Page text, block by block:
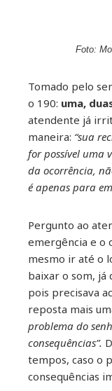
Foto:
Tomado pelo
o 190: uma,
atendente já
maneira: “sua
for possível uma
da ocorrência,
é apenas para
Pergunto ao
emergência e o
mesmo ir até o
baixar o som, já
pois precisava
reposta mais
problema do
consequências”.
tempos, caso o
consequências